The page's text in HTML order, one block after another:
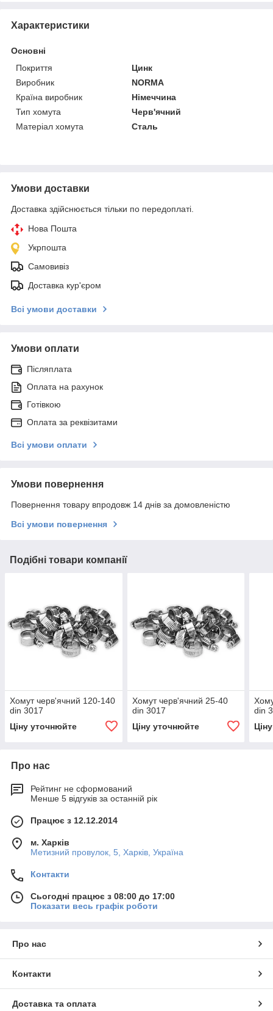
Характеристики
Основні
Покриття
Цинк
Виробник
NORMA
Країна виробник
Німеччина
Тип хомута
Черв'ячний
Матеріал хомута
Сталь
Умови доставки
Доставка здійснюється тільки по передоплаті.
Нова Пошта
Укрпошта
Самовивіз
Доставка кур'єром
Всі умови доставки
Умови оплати
Післяплата
Оплата на рахунок
Готівкою
Оплата за реквізитами
Всі умови оплати
Умови повернення
Повернення товару впродовж 14 днів за домовленістю
Всі умови повернення
Подібні товари компанії
Хомут черв'ячний 120-140
din 3017
Ціну уточнюйте
Хомут черв'ячний 25-40
din 3017
Ціну уточнюйте
din
Про нас
Рейтинг не сформований
Менше 5 відгуків за останній рік
Працює з 12.12.2014
м. Харків
Метизний провулок, 5, Харків, Україна
Контакти
Сьогодні працює з 08:00 до 17:00
Показати весь графік роботи
Про нас
Контакти
Доставка та оплата